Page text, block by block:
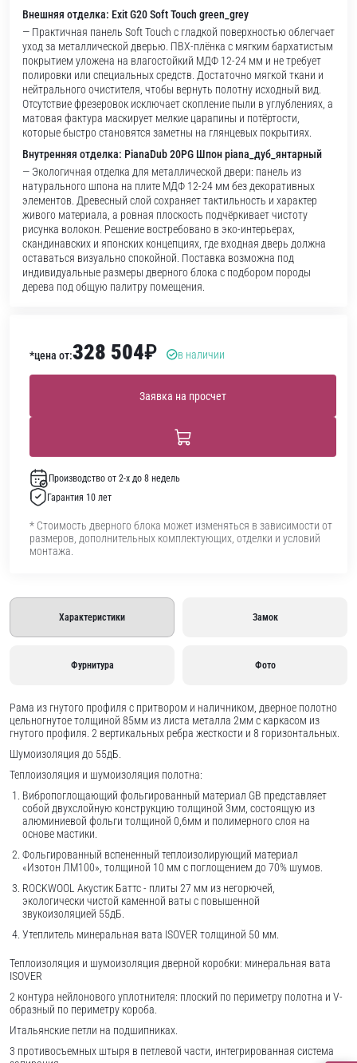
Внешняя отделка: Exit G20 Soft Touch green_grey
— Практичная панель Soft Touch с гладкой поверхностью облегчает
уход за металлической дверью. ПВХ-плёнка с мягким бархатистым
покрытием уложена на влагостойкий МДФ 12-24 мм и не требует
полировки или специальных средств. Достаточно мягкой ткани и
нейтрального очистителя, чтобы вернуть полотну исходный вид.
Отсутствие фрезеровок исключает скопление пыли в углублениях, а
матовая фактура маскирует мелкие царапины и потёртости,
которые быстро становятся заметны на глянцевых покрытиях.
Внутренняя отделка: PianaDub 20PG Шпон piana_дуб_янтарный
— Экологичная отделка для металлической двери: панель из
натурального шпона на плите МДФ 12-24 мм без декоративных
элементов. Древесный слой сохраняет тактильность и характер
живого материала, а ровная плоскость подчёркивает чистоту
рисунка волокон. Решение востребовано в эко-интерьерах,
скандинавских и японских концепциях, где входная дверь должна
оставаться визуально спокойной. Поставка возможна под
индивидуальные размеры дверного блока с подбором породы
дерева под общую палитру помещения.
*цена от:328 504₽ в наличии
Заявка на просчет
Производство от 2-х до 8 недель
Гарантия 10 лет
* Стоимость дверного блока может изменяться в зависимости от
размеров, дополнительных комплектующих, отделки и условий
монтажа.
Характеристики Замок
Фурнитура Фото
Рама из гнутого профиля с притвором и наличником, дверное полотно
цельногнутое толщиной 85мм из листа металла 2мм c каркасом из
гнутого профиля. 2 вертикальных ребра жесткости и 8 горизонтальных.
Шумоизоляция до 55дБ.
Теплоизоляция и шумоизоляция полотна:
Вибропоглощающий фольгированный материал GB представляет
собой двухслойную конструкцию толщиной 3мм, состоящую из
алюминиевой фольги толщиной 0,6мм и полимерного слоя на
основе мастики.
Фольгированный вспененный теплоизолирующий материал
«Изотон ЛМ100», толщиной 10 мм с поглощением до 70% шумов.
ROCKWOOL Акустик Баттс - плиты 27 мм из негорючей,
экологически чистой каменной ваты с повышенной
звукоизоляцией 55дБ.
Утеплитель минеральная вата ISOVER толщиной 50 мм.
Теплоизоляция и шумоизоляция дверной коробки: минеральная вата
ISOVER
2 контура нейлонового уплотнителя: плоский по периметру полотна и V-
образный по периметру короба.
Итальянские петли на подшипниках.
3 противосъемных штыря в петлевой части, интегрированная система